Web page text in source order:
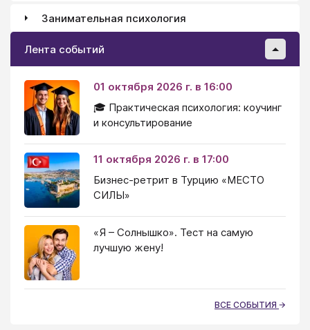
Занимательная психология
Лента событий
01 октября 2026 г. в 16:00
🎓 Практическая психология: коучинг
и консультирование
11 октября 2026 г. в 17:00
Бизнес-ретрит в Турцию «МЕСТО
СИЛЫ»
«Я – Солнышко». Тест на самую
лучшую жену!
ВСЕ СОБЫТИЯ